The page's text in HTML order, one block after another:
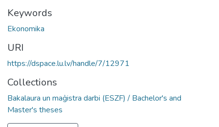
Keywords
Ekonomika
URI
https://dspace.lu.lv/handle/7/12971
Collections
Bakalaura un maģistra darbi (ESZF) / Bachelor's and
Master's theses